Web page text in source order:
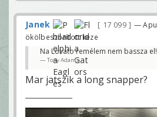
Janek 17 099
— Apu
ökölbeszorított keze
Na Lovato remélem nem bassza el!
Tony Adams
Mar jatszik a long snapper?